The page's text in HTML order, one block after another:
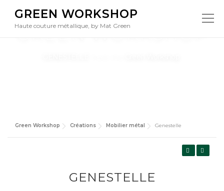
contenu
GREEN WORKSHOP
Haute couture métallique, by Mat Green
Menu
GENESTELLE |
GREEN WORKSHOP
Green Workshop Créations Mobilier métal Genestelle
GENESTELLE